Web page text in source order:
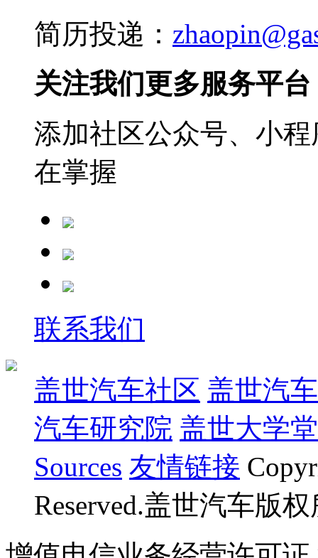
简历投递：
关注我们更多服务平台
添加社区公众号、小
在掌握
联系我们
盖世汽车社区 盖世汽
汽车研究院 盖世大学堂
Sources 友情链接
Reserved.盖世汽车版